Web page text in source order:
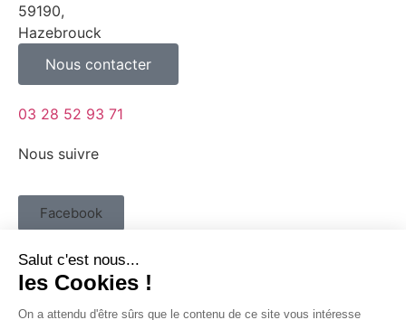
59190,
Hazebrouck
Nous contacter
03 28 52 93 71
Nous suivre
Facebook
Linkedin